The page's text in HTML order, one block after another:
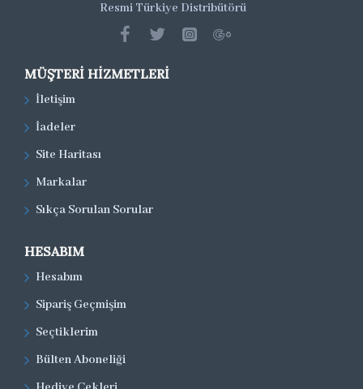
Resmi Türkiye Distribütörü
MÜŞTERI HIZMETLERI
İletişim
İadeler
Site Haritası
Markalar
Sıkça Sorulan Sorular
HESABIM
Hesabım
Sipariş Geçmişim
Seçtiklerim
Bülten Aboneliği